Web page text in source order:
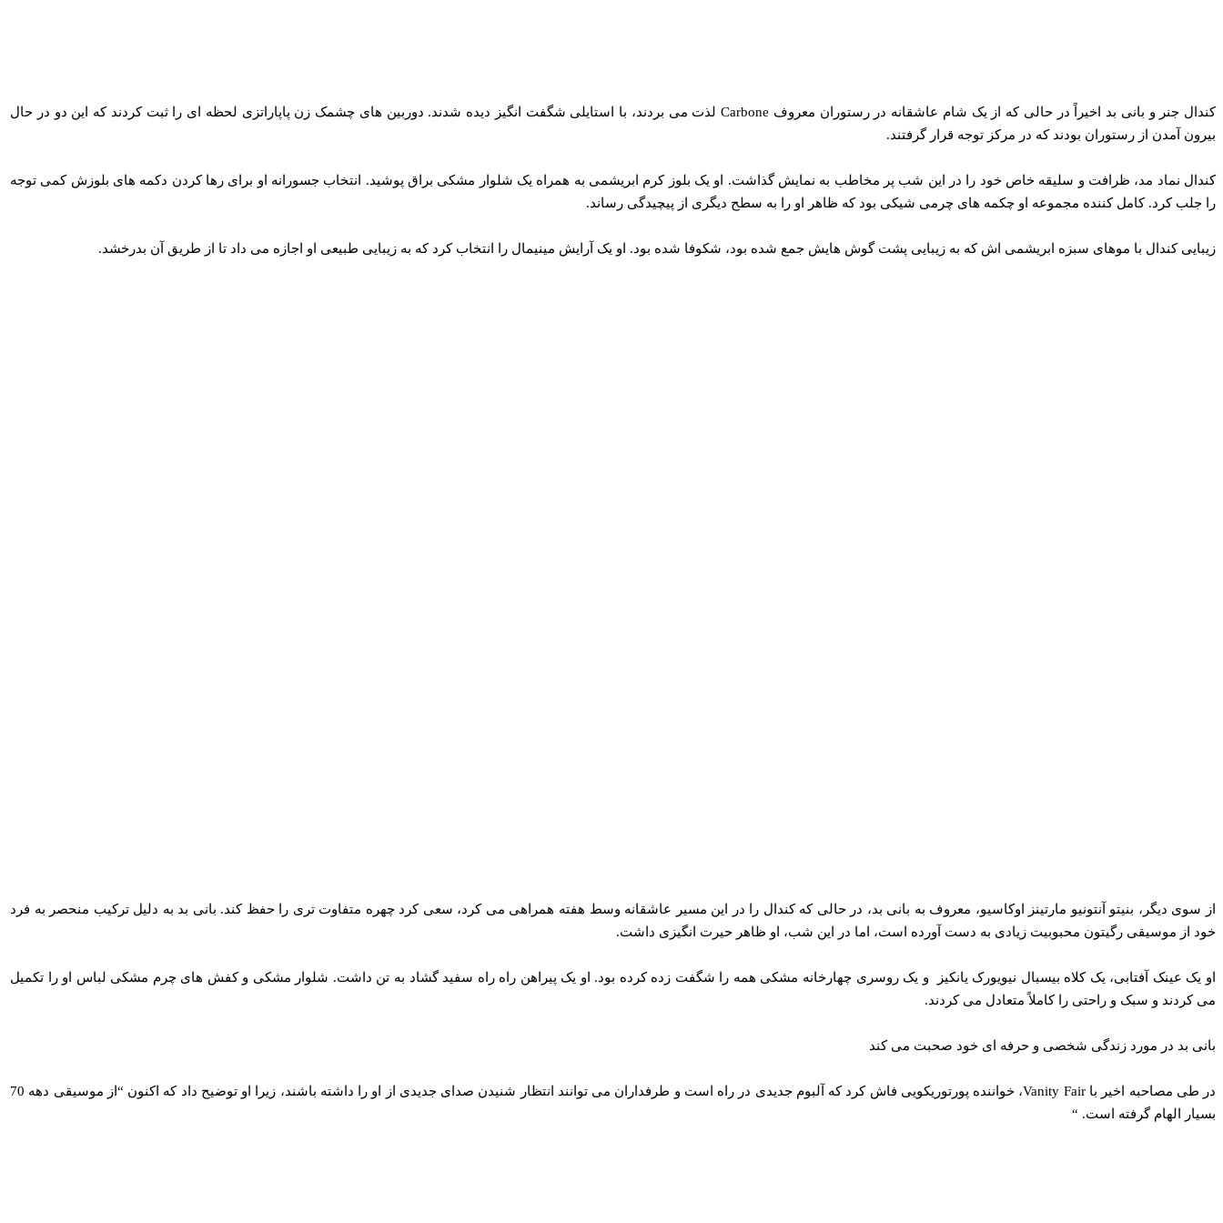
کندال جنر و بانی بد اخیراً در حالی که از یک شام عاشقانه در رستوران معروف Carbone لذت می بردند، با استایلی شگفت انگیز دیده شدند. دوربین‌ های چشمک‌ زن پاپاراتزی لحظه‌ ای را ثبت کردند که این دو در حال
بیرون آمدن از رستوران بودند که در مرکز توجه قرار گرفتند.
کندال نماد مد، ظرافت و سلیقه خاص خود را در این شب پر مخاطب به نمایش گذاشت. او یک بلوز کرم ابریشمی به همراه یک شلوار مشکی براق پوشید. انتخاب جسورانه او برای رها کردن دکمه‌ های بلوزش کمی توجه
را جلب کرد. کامل کننده مجموعه او چکمه های چرمی شیکی بود که ظاهر او را به سطح دیگری از پیچیدگی رساند.
زیبایی کندال با موهای سبزه ابریشمی‌ اش که به زیبایی پشت گوش‌ هایش جمع شده بود، شکوفا شده بود. او یک آرایش مینیمال را انتخاب کرد که به زیبایی طبیعی او اجازه می داد تا از طریق آن بدرخشد.
از سوی دیگر، بنیتو آنتونیو مارتینز اوکاسیو، معروف به بانی بد، در حالی که کندال را در این مسیر عاشقانه وسط هفته همراهی می‌ کرد، سعی کرد چهره متفاوت تری را حفظ کند. بانی بد به دلیل ترکیب منحصر به فرد
خود از موسیقی رگیتون محبوبیت زیادی به دست آورده است، اما در این شب، او ظاهر حیرت انگیزی داشت.
او یک عینک آفتابی، یک کلاه بیسبال نیویورک یانکیز و یک روسری چهارخانه مشکی همه را شگفت زده کرده بود. او یک پیراهن راه راه سفید گشاد به تن داشت. شلوار مشکی و کفش‌ های چرم مشکی لباس او را تکمیل
می‌ کردند و سبک و راحتی را کاملاً متعادل می‌ کردند.
بانی بد در مورد زندگی شخصی و حرفه ای خود صحبت می کند
در طی مصاحبه اخیر با Vanity Fair، خواننده پورتوریکویی فاش کرد که آلبوم جدیدی در راه است و طرفداران می توانند انتظار شنیدن صدای جدیدی از او را داشته باشند، زیرا او توضیح داد که اکنون “از موسیقی دهه 70
بسیار الهام گرفته است. “